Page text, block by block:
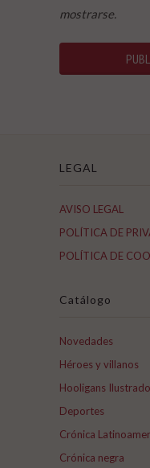
mostrarse.
LEGAL
AVISO LEGAL
POLÍTICA DE
POLÍTICA DE
Catálogo
Novedades
Héroes y villanos
Hooligans
Deportes
Crónica
Crónica negra